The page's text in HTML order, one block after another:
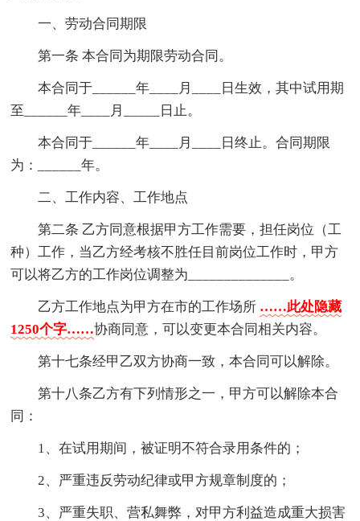
一、劳动合同期限
第一条 本合同为期限劳动合同。
本合同于______年____月____日生效，其中试用期
至______年____月_____日止。
本合同于______年____月____日终止。合同期限
为：______年。
二、工作内容、工作地点
第二条 乙方同意根据甲方工作需要，担任岗位（工
种）工作，当乙方经考核不胜任目前岗位工作时，甲方
可以将乙方的工作岗位调整为______________。
乙方工作地点为甲方在市的工作场所 ……此处隐藏
1250个字……协商同意，可以变更本合同相关内容。
第十七条经甲乙双方协商一致，本合同可以解除。
第十八条乙方有下列情形之一，甲方可以解除本合
同：
1、在试用期间，被证明不符合录用条件的；
2、严重违反劳动纪律或甲方规章制度的；
3、严重失职、营私舞弊，对甲方利益造成重大损害